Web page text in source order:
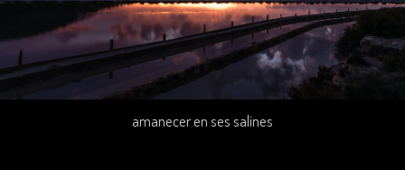
amanecer en ses salines